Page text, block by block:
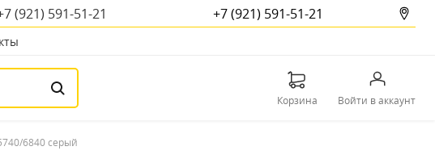
(921) 591-51-21 +7 (921) 591-51-21
Корзина Войти в аккаунт
6840 серый